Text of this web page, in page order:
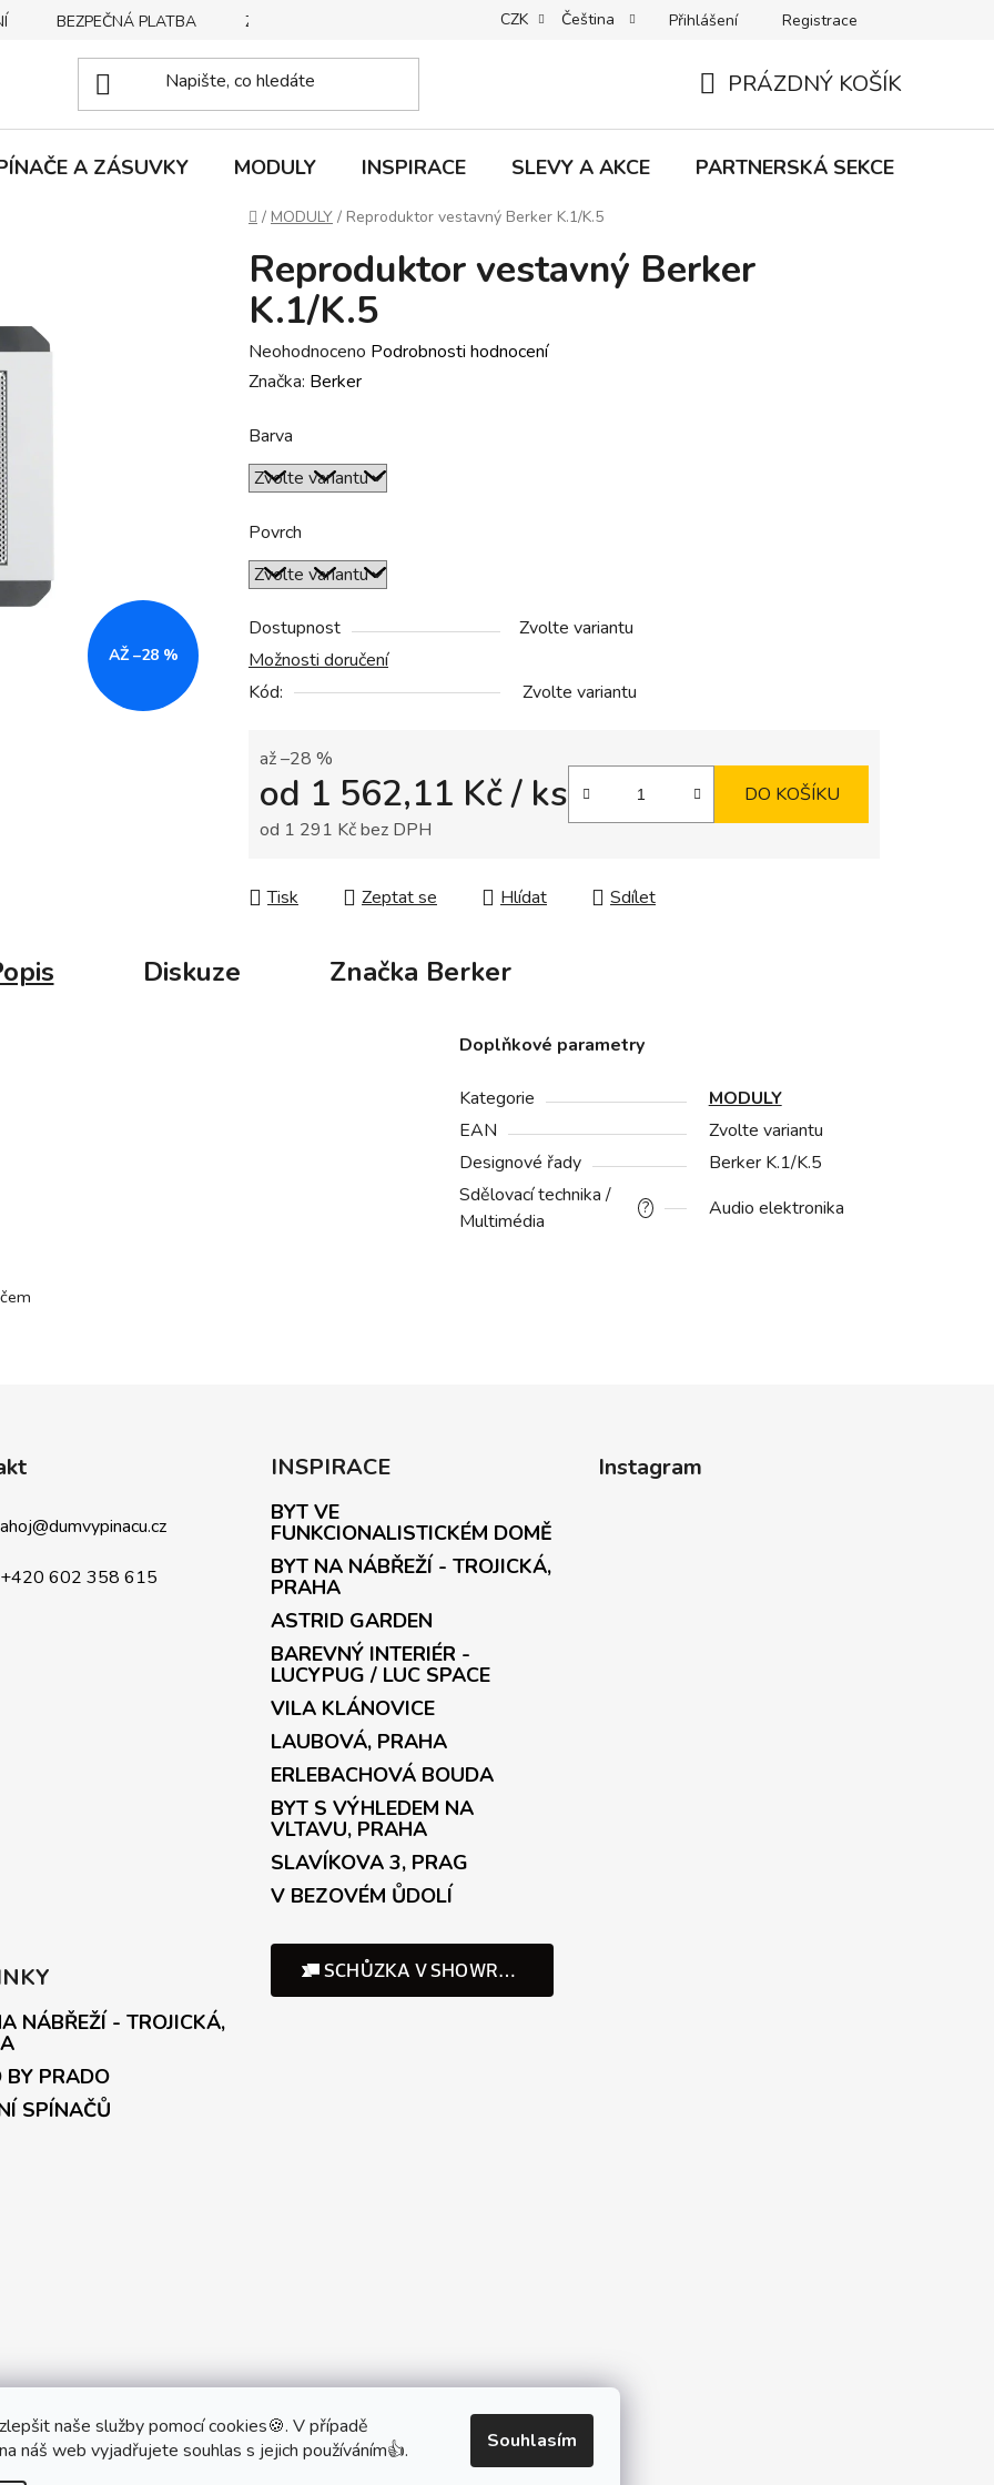
naše služby pomocí cookies🍪. V případě
náš web vyjadřujete souhlas s jejich používáním👍.
Souhlasím
BEZPEČNÁ PLATBA ZPŮSOBY DORUČENÍ REKLAMACE | VRÁCENÍ | VÝMĚNA ZBOŽÍ B2C VŠEOBECNÉ
CZK Čeština Přihlášení Registrace
KOŠÍK
PRÁZDNÝ KOŠÍK
A ZÁSUVKY MODULY INSPIRACE SLEVY A AKCE PARTNERSKÁ SEKCE
Domů
/ MODULY / Reproduktor vestavný Berker K.1/K.5
Reproduktor vestavný Berker
K.1/K.5
Průměrné
hodnocení
je
0,0
z
5
hvězdiček.
Neohodnoceno Podrobnosti hodnocení
Značka: Berker
Barva
Povrch
Dostupnost
Zvolte variantu
Možnosti doručení
Kód:
Zvolte variantu
až –28 %
od 1 562,11 Kč/ ks
od 1 291 Kčbez DPH
DO KOŠÍKU
Tisk Zeptat se Hlídat Sdílet
AŽ –28 %
Diskuze Značka Berker
Doplňkové parametry
Kategorie
MODULY
EAN
Zvolte variantu
Designové řady
Berker K.1/K.5
?
Sdělovací technika /
Multimédia
Audio elektronika
ahoj@dumvypinacu.cz
+420 602 358 615
INSPIRACE
BYT VE
FUNKCIONALISTICKÉM DOMĚ
BYT NA NÁBŘEŽÍ - TROJICKÁ,
PRAHA
ASTRID GARDEN
BAREVNÝ INTERIÉR -
LUCYPUG / LUC SPACE
VILA KLÁNOVICE
LAUBOVÁ, PRAHA
ERLEBACHOVÁ BOUDA
BYT S VÝHLEDEM NA
VLTAVU, PRAHA
SLAVÍKOVA 3, PRAG
V BEZOVÉM ŮDOLÍ
Instagram
NÁBŘEŽÍ - TROJICKÁ,
BY PRADO
SPÍNAČŮ
SCHŮZKA V SHOWROOMU
Showroom MONOBRAND Partner Eshop Monobrand.online